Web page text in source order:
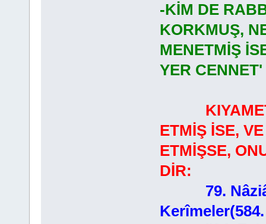
-KİM DE
KORKMUŞ,
MENETMİŞ
YER CENNET'
ETMİŞ İSE,
ETMİŞSE,
DİR:
79.